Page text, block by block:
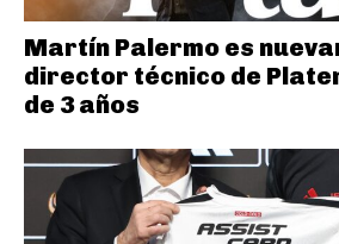
Martín Palermo es
director técnico de
de 3 años